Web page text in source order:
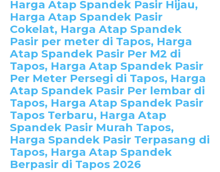
Harga Atap Spandek Pasir Hijau,
Harga Atap Spandek Pasir
Cokelat, Harga Atap Spandek
Pasir per meter di Tapos, Harga
Atap Spandek Pasir Per M2 di
Tapos, Harga Atap Spandek Pasir
Per Meter Persegi di Tapos, Harga
Atap Spandek Pasir Per lembar di
Tapos, Harga Atap Spandek Pasir
Tapos Terbaru, Harga Atap
Spandek Pasir Murah Tapos,
Harga Spandek Pasir Terpasang di
Tapos, Harga Atap Spandek
Berpasir di Tapos 2026